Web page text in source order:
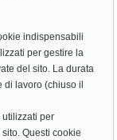
indispensabili
per gestire la
del sito. La durata
lavoro (chiuso il
per
Questi cookie